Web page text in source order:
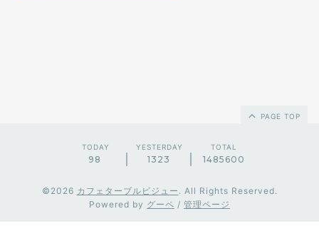
PAGE TOP
TODAY
98
YESTERDAY
1323
TOTAL
1485600
©2026 カフェターブルビジュー . All Rights Reserved.
Powered by グーペ / 管理ページ